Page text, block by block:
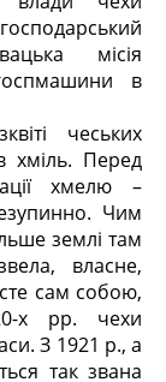
місія
в
чеських
хміль. Перед
хмелю –
Чим
землі там
власне,
сам собою,
х рр. чехи
З 1921 р., а
так звана